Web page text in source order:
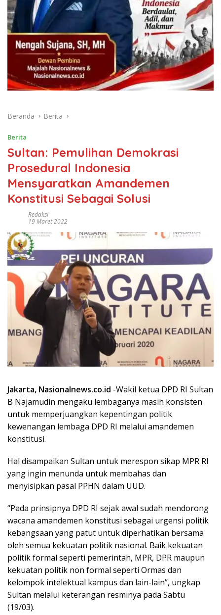
Beranda Berita
Berita
Sultan: Pemulihan Demokrasi
Prosedural Indonesia
Mensyaratkan Amandemen
Konstitusi Sebagai Solusi
Redaksi
19 Maret 2022
Jakarta, Nasionalnews.co.id -Wakil ketua DPD RI Sultan
B Najamudin mengaku lembaganya masih konsisten
untuk memperjuangkan kepentingan politik
kewenangan lembaga DPD RI melalui amandemen
konstitusi.
Hal disampaikan Sultan untuk merespon sikap MPR RI
yang ingin menunda untuk membahas dan
menyisipkan pasal PPHN dalam UUD.
“Pada prinsipnya DPD RI sejak awal sudah mendorong
wacana amandemen konstitusi sebagai urgensi politik
kebangsaan yang patut untuk diperhatikan bersama
oleh semua kekuatan politik nasional. Baik kekuatan
politik formal seperti pemerintah, MPR, DPR maupun
kekuatan politik non formal seperti Ormas dan
kelompok intelektual kampus dan lain-lain”, ungkap
Sultan melalui keterangan resminya pada Sabtu
(19/03).